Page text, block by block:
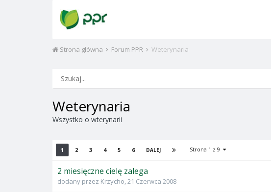
Strona główna Forum PPR Weterynaria
Weterynaria
Wszystko o wterynarii
1 2 3 4 5 6 DALEJ Strona 1 z 9
2 miesięczne cielę zalega
dodany przez Krzycho,21 Czerwca 2008